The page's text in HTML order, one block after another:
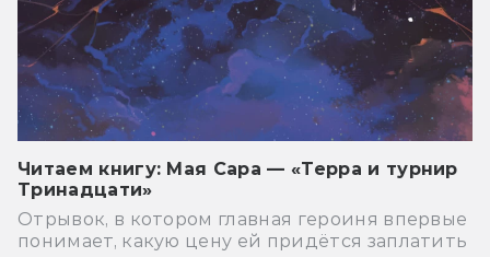
Читаем книгу: Мая Сара — «Терра и турнир
Тринадцати»
Отрывок, в котором главная героиня впервые
понимает, какую цену ей придётся заплатить